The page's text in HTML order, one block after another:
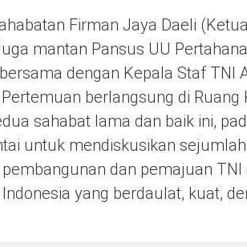
Firman Jaya Daeli
mantan Pansus UU
dengan Kepala Staf TNI
berlangsung di Ruang
sahabat lama dan baik ini,
untuk mendiskusikan
dan pemajuan TNI
yang berdaulat, kuat,